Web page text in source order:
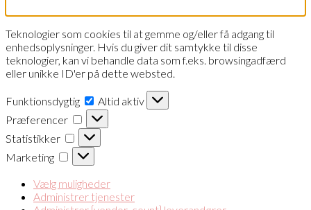
Teknologier som cookies til at gemme og/eller få adgang til
enhedsoplysninger. Hvis du giver dit samtykke til disse
teknologier, kan vi behandle data som f.eks. browsingadfærd
eller unikke ID'er på dette websted.
Funktionsdygtig Funktionsdygtig
Altid aktiv
Præferencer
Præferencer
Statistikker
Statistikker
Marketing
Marketing
Vælg muligheder
Administrer tjenester